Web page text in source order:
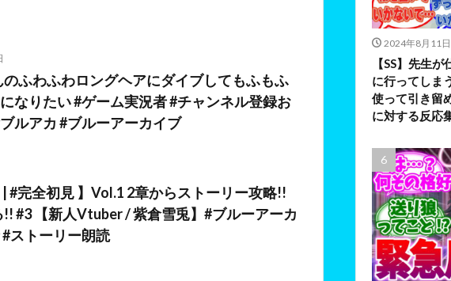
のふわふわロングヘアにダイブしてもふもふ
なりたい #ゲーム実況者 #チャンネル登録お
ルアカ #ブルーアーカイブ
| #完全初見 】Vol.1 2章からストーリー攻略!!
#3 【新人Vtuber / 紫倉雪兎】#ブルーアーカ
ストーリー朗読
2024年8月11日
【SS】先生
に行ってしま
使って引き留
に対する反応